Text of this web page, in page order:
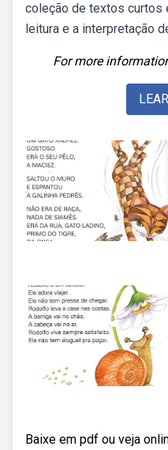
coleção de textos curtos
leitura e a interpretação
For more
Baixe em pdf ou veja